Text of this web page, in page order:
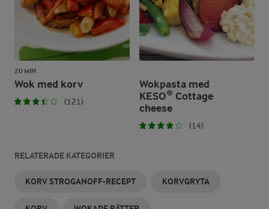
20 MIN
Wok med korv
(121)
Wokpasta med
KESO® Cottage
cheese
(14)
RELATERADE KATEGORIER
KORV STROGANOFF-RECEPT KORVGRYTA